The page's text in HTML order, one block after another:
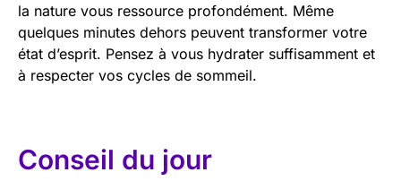
la nature vous ressource profondément. Même
quelques minutes dehors peuvent transformer votre
état d’esprit. Pensez à vous hydrater suffisamment et
à respecter vos cycles de sommeil.
Conseil du jour